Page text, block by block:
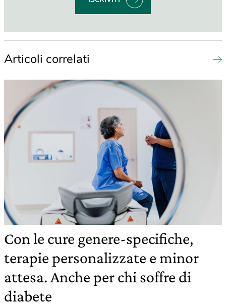
Articoli correlati
Con le cure genere-specifiche,
terapie personalizzate e minor
attesa. Anche per chi soffre di
diabete